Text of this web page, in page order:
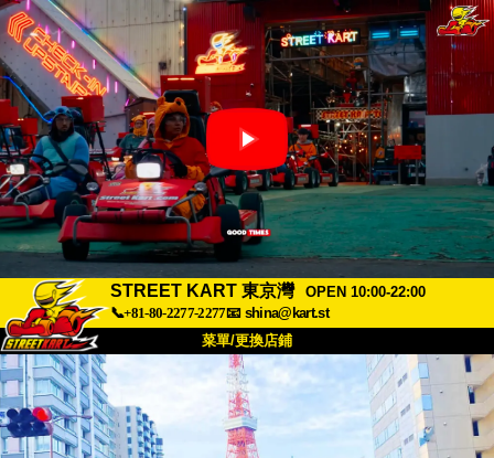
STREET KART 東京灣
OPEN 10:00-22:00
📞+81-80-2277-2277📧 shina@kart.st
菜單/更換店鋪
首頁
關於我們 規格 價格